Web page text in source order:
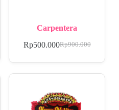
Carpentera
Rp900.000
Rp500.000